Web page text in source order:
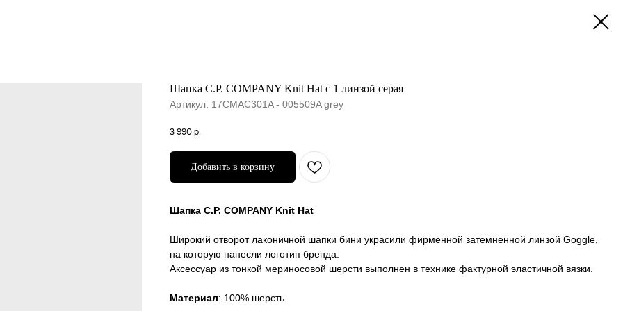
Шапка C.P. COMPANY Knit Hat с 1 линзой серая
Артикул: 17CMAC301A - 005509A grey
3 990р.
Добавить в корзину
Шапка C.P. COMPANY Knit Hat
Широкий отворот лаконичной шапки бини украсили фирменной затемненной линзой Goggle,
на которую нанесли логотип бренда.
Аксессуар из тонкой мериносовой шерсти выполнен в технике фактурной эластичной вязки.
Материал: 100% шерсть